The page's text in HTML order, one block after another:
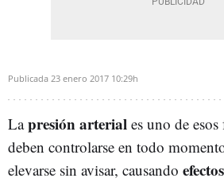
Publicada 23 enero 2017 10:29h
Lapresión arterial es uno de
deben controlarse en todo
elevarse sin avisar, causando